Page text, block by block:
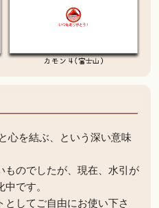
心を結ぶ、という深い意味
ものでしたが、現在、水引が
です。
してご自由にお使い下さ